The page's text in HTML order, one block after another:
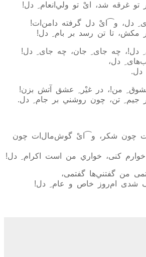
تو غرقه شد، ایْ تو ولي‌انعام
دل!
دل، و⁀ایْ دل گرفته دامن‌ات!
مکش، تا تن رسد بر بام دل!
دل!، چه جای جان، چه جای
دل!
دل،
دل.
من!، در غيْر
عشق آتش بزن!
جيم
تن، چون روشني بر جام دل.
چون شکر، و⁀ایْ گوش‌مال‌ات چون
کنی، خواري من است اکرام
دل!
من گفتني‌ها گفتمی،
شدی ام‌روز خاص و عام
دل!